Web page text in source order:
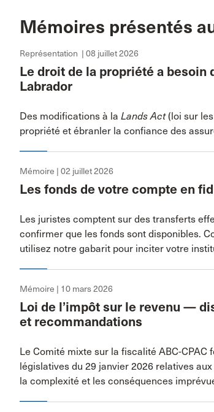
Mémoires présentés
Représentation | 08 juillet 2026
Le droit de la propriété a besoin
Labrador
Des modifications à la Lands Act(loi sur
propriété et ébranler la confiance des
Mémoire | 02 juillet 2026
Les fonds de votre compte en
Les juristes comptent sur des transferts
confirmer que les fonds sont disponibles.
utilisez notre gabarit pour inciter votre
Mémoire | 10 mars 2026
Loi de l’impôt sur le revenu —
et recommandations
Le Comité mixte sur la fiscalité ABC-
législatives du 29 janvier 2026 relatives
la complexité et les conséquences